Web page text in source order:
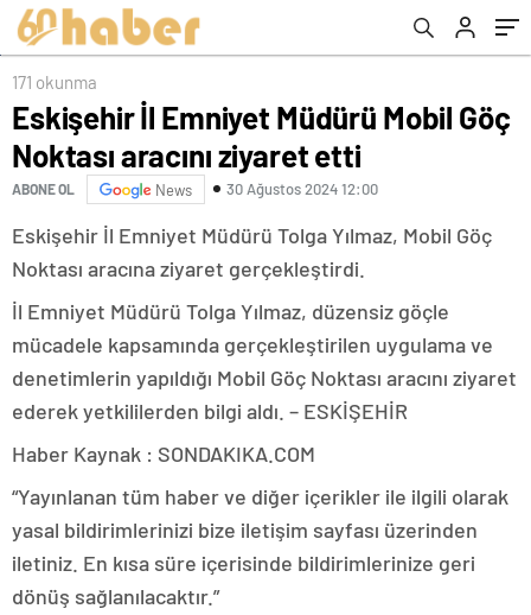
171 okunma
Eskişehir İl Emniyet Müdürü Mobil Göç
Noktası aracını ziyaret etti
ABONE OL News 30 Ağustos 2024 12:00
Eskişehir İl Emniyet Müdürü Tolga Yılmaz, Mobil Göç
Noktası aracına ziyaret gerçekleştirdi.
İl Emniyet Müdürü Tolga Yılmaz, düzensiz göçle
mücadele kapsamında gerçekleştirilen uygulama ve
denetimlerin yapıldığı Mobil Göç Noktası aracını ziyaret
ederek yetkililerden bilgi aldı. – ESKİŞEHİR
Haber Kaynak : SONDAKIKA.COM
“Yayınlanan tüm haber ve diğer içerikler ile ilgili olarak
yasal bildirimlerinizi bize iletişim sayfası üzerinden
iletiniz. En kısa süre içerisinde bildirimlerinize geri
dönüş sağlanılacaktır.”